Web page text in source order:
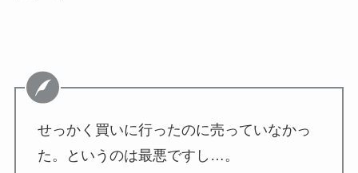
せっかく買いに行ったのに売っていなかっ
た。というのは最悪ですし…。